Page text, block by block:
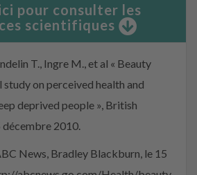
pour consulter les
scientifiques
T., Ingre M., et al « Beauty
study on perceived health and
deprived people », British
2010.
News, Bradley Blackburn, le 15